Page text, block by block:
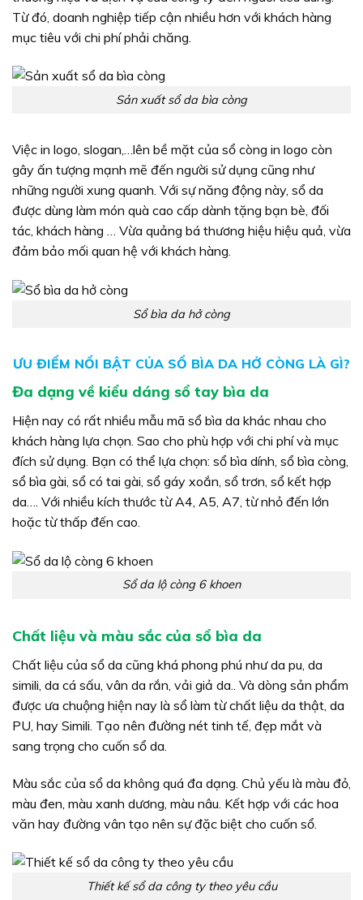
Từ đó, doanh nghiệp tiếp cận nhiều hơn với khách hàng
mục tiêu với chi phí phải chăng.
Sản xuất sổ da bìa còng
Việc in logo, slogan,…lên bề mặt của sổ còng in logo còn
gây ấn tượng mạnh mẽ đến người sử dụng cũng như
những người xung quanh. Với sự năng động này, sổ da
được dùng làm món quà cao cấp dành tặng bạn bè, đối
tác, khách hàng … Vừa quảng bá thương hiệu hiệu quả, vừa
đảm bảo mối quan hệ với khách hàng.
Sổ bìa da hở còng
ƯU ĐIỂM NỔI BẬT CỦA SỔ BÌA DA HỞ CÒNG LÀ GÌ?
Đa dạng về kiểu dáng sổ tay bìa da
Hiện nay có rất nhiều mẫu mã sổ bìa da khác nhau cho
khách hàng lựa chọn. Sao cho phù hợp với chi phí và mục
đích sử dụng. Bạn có thể lựa chọn: sổ bìa dính, sổ bìa còng,
sổ bìa gài, sổ có tai gài, sổ gáy xoắn, sổ trơn, sổ kết hợp
da…. Với nhiều kích thước từ A4, A5, A7, từ nhỏ đến lớn
hoặc từ thấp đến cao.
Sổ da lộ còng 6 khoen
Chất liệu và màu sắc của sổ bìa da
Chất liệu của sổ da cũng khá phong phú như da pu, da
simili, da cá sấu, vân da rắn, vải giả da.. Và dòng sản phẩm
được ưa chuộng hiện nay là sổ làm từ chất liệu da thật, da
PU, hay Simili. Tạo nên đường nét tinh tế, đẹp mắt và
sang trọng cho cuốn sổ da.
Màu sắc của sổ da không quá đa dạng. Chủ yếu là màu đỏ,
màu đen, màu xanh dương, màu nâu. Kết hợp với các hoa
văn hay đường vân tạo nên sự đặc biệt cho cuốn sổ.
Thiết kế sổ da công ty theo yêu cầu